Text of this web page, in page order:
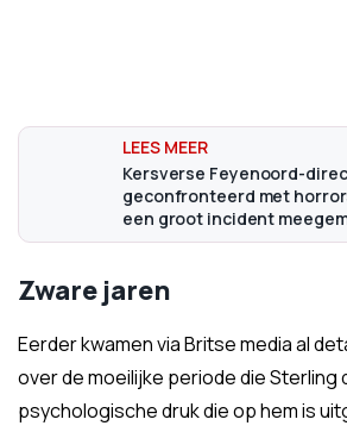
Kersverse Feyenoord-
geconfronteerd met
een groot incident
Zware jaren
Eerder kwamen via Britse media al
over de moeilijke periode die Sterling
psychologische druk die op hem is